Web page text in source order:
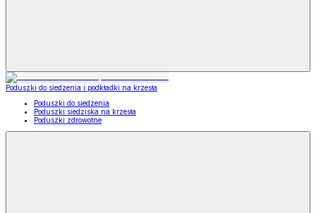
Poduszki do siedzenia i podkładki na krzesła
Poduszki do siedzenia
Poduszki siedziska na krzesła
Poduszki zdrowotne